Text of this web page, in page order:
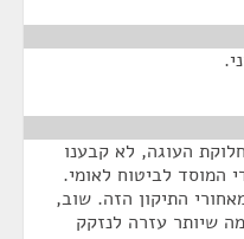
העוגה, לא קבענו
המוסד לביטוח לאומי.
התיקון הזה. שוב,
שיותר עזרה לנזקק